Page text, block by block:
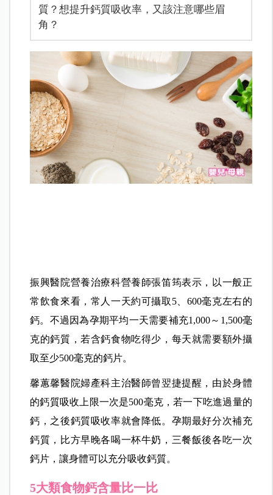
質？想提升鈣質吸收率，又該注意哪些眉
角？
振興醫院營養治療科營養師張笛筠表示，以一般正
常飲食來看，常人一天約可攝取5、600毫克左右的
鈣。不過因為孕期平均一天需要補充1,000～1,500毫
克的鈣質，若含鈣食物吃得少，每天就需要額外攝
取至少500毫克的鈣片。
馨蕙馨醫院婦產科主治醫師曾翌捷提醒，由於身體
的鈣質吸收上限一次是500毫克，若一下吃進過量的
鈣，之後鈣質吸收率就會降低。孕期最好分次補充
鈣質，比方早晚各喝一杯牛奶，三餐飯後各吃一次
鈣片，讓身體可以充分吸收鈣質。
5大類食物鈣含量比一比